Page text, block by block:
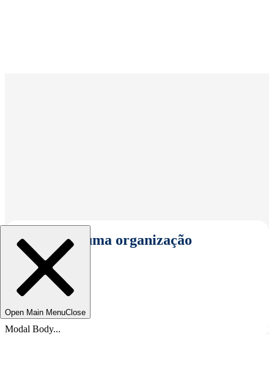
Selecionar uma organização
Open Main MenuClose
Modal Body...